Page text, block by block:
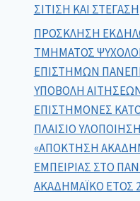
ΣΙΤΙΣΗ ΚΑΙ ΣΤΕΓΑΣΗ
ΠΡΟΣΚΛΗΣΗ
ΤΜΗΜΑΤΟΣ
ΕΠΙΣΤΗΜΩΝ
ΥΠΟΒΟΛΗ
ΕΠΙΣΤΗΜΟΝΕΣ
ΠΛΑΙΣΙΟ
«ΑΠΟΚΤΗΣΗ
ΕΜΠΕΙΡΙΑΣ ΣΤΟ
ΑΚΑΔΗΜΑΪΚΟ ΕΤΟΣ